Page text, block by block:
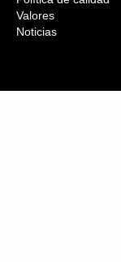
Valores
Noticias